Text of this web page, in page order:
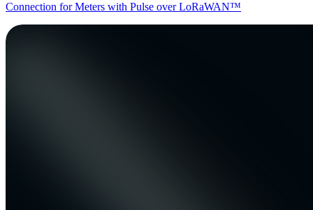
Connection for Meters with Pulse over LoRaWAN™